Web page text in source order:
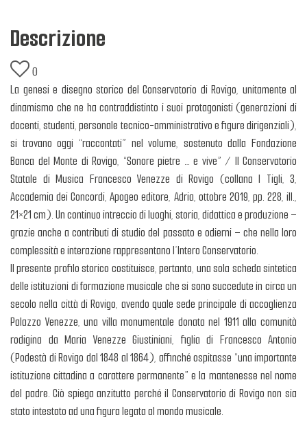
Descrizione
0
La genesi e disegno storico del Conservatorio di Rovigo, unitamente al
dinamismo che ne ha contraddistinto i suoi protagonisti (generazioni di
docenti, studenti, personale tecnico-amministrativo e figure dirigenziali),
si trovano oggi “raccontati” nel volume, sostenuto dalla Fondazione
Banca del Monte di Rovigo, “Sonore pietre … e vive” / Il Conservatorio
Statale di Musica Francesco Venezze di Rovigo (collana I Tigli, 3,
Accademia dei Concordi, Apogeo editore, Adria, ottobre 2019, pp. 228, ill.,
21×21 cm). Un continuo intreccio di luoghi, storia, didattica e produzione –
grazie anche a contributi di studio del passato e odierni – che nella loro
complessità e interazione rappresentano l’Intero Conservatorio.
Il presente profilo storico costituisce, pertanto, una sola scheda sintetica
delle istituzioni di formazione musicale che si sono succedute in circa un
secolo nella città di Rovigo, avendo quale sede principale di accoglienza
Palazzo Venezze, una villa monumentale donata nel 1911 alla comunità
rodigina da Maria Venezze Giustiniani, figlia di Francesco Antonio
(Podestà di Rovigo dal 1848 al 1864), affinché ospitasse “una importante
istituzione cittadina a carattere permanente” e la mantenesse nel nome
del padre. Ciò spiega anzitutto perché il Conservatorio di Rovigo non sia
stato intestato ad una figura legata al mondo musicale.